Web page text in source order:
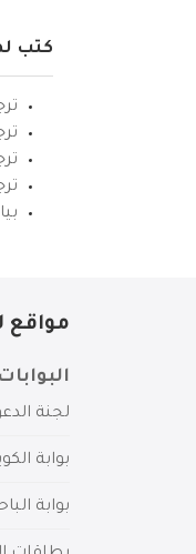
كتب
مواقع
لجنة
بوابة
بوابة